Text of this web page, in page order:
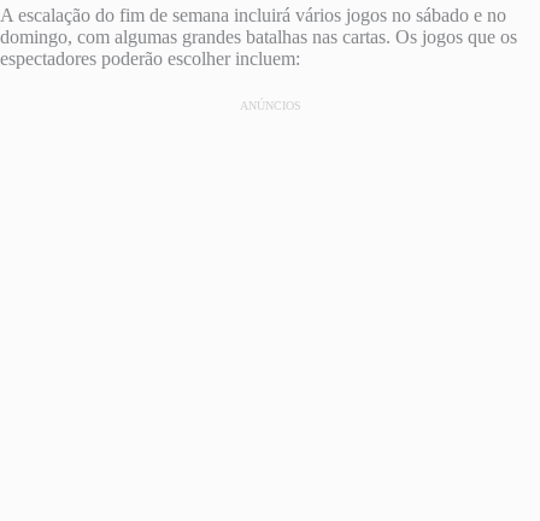
A escalação do fim de semana incluirá vários jogos no sábado e no
domingo, com algumas grandes batalhas nas cartas. Os jogos que os
espectadores poderão escolher incluem:
ANÚNCIOS